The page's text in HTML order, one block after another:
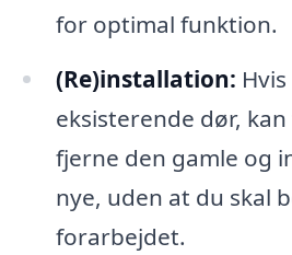
for optimal funktion.
(Re)installation:
eksisterende dør,
fjerne den gamle og
nye, uden at du skal
forarbejdet.